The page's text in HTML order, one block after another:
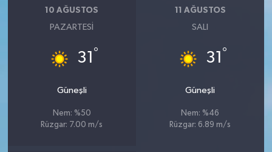
10 AĞUSTOS
PAZARTESI
31 °
Güneşli
Nem: %50
Rüzgar: 7.00 m/s
11 AĞUSTOS
SALI
31 °
Güneşli
Nem: %46
Rüzgar: 6.89 m/s